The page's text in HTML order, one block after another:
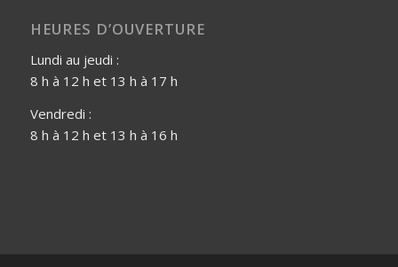
HEURES D’OUVERTURE
Lundi au jeudi :
8 h à 12 h et 13 h à 17 h
Vendredi :
8 h à 12 h et 13 h à 16 h